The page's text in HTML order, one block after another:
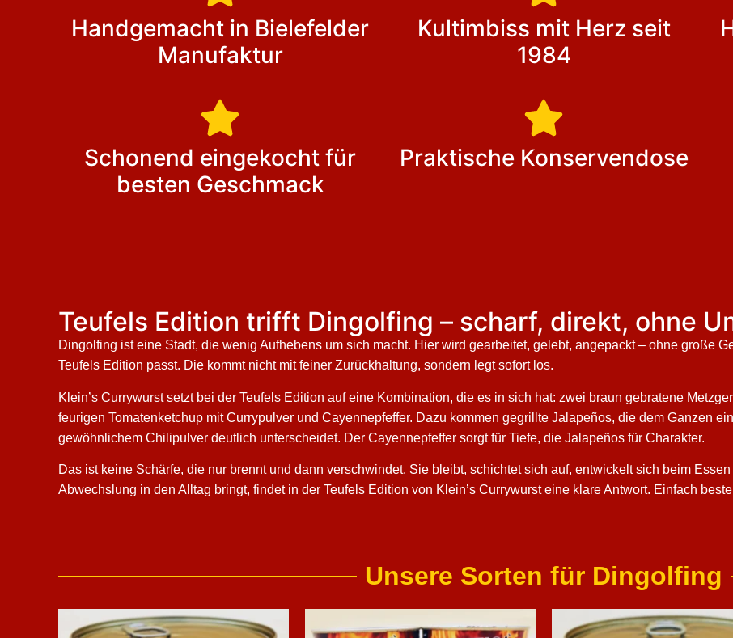
Handgemacht in Bielefelder
Manufaktur
Kultimbiss mit Herz seit
1984
Schonend eingekocht für
besten Geschmack
Praktische Konservendose
Teufels Edition trifft Dingolfing – scharf, direkt, ohne
Dingolfing ist eine Stadt, die wenig Aufhebens um sich macht. Hier wird gearbeitet, gelebt, angepackt – ohne große
Teufels Edition passt. Die kommt nicht mit feiner Zurückhaltung, sondern legt sofort los.
Klein’s Currywurst setzt bei der Teufels Edition auf eine Kombination, die es in sich hat: zwei braun gebratene
feurigen Tomatenketchup mit Currypulver und Cayennepfeffer. Dazu kommen gegrillte Jalapeños, die dem Ganzen
gewöhnlichem Chilipulver deutlich unterscheidet. Der Cayennepfeffer sorgt für Tiefe, die Jalapeños für Charakter.
Das ist keine Schärfe, die nur brennt und dann verschwindet. Sie bleibt, schichtet sich auf, entwickelt sich beim
Abwechslung in den Alltag bringt, findet in der Teufels Edition von Klein’s Currywurst eine klare Antwort. Einfach
Unsere Sorten für Dingolfing